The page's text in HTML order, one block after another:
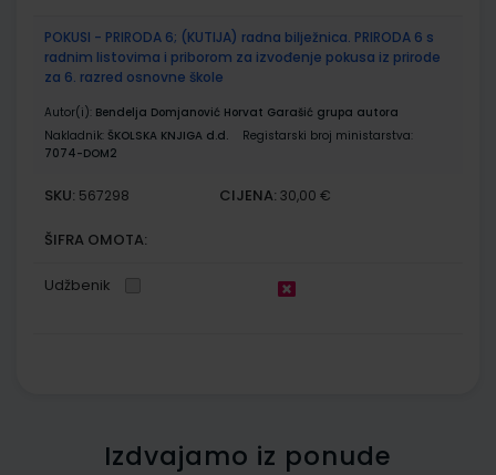
POKUSI - PRIRODA 6; (KUTIJA) radna bilježnica. PRIRODA 6 s
radnim listovima i priborom za izvođenje pokusa iz prirode
za 6. razred osnovne škole
Autor(i): Bendelja Domjanović Horvat Garašić grupa autora
Nakladnik: ŠKOLSKA KNJIGA d.d.
Registarski broj ministarstva:
7074-DOM2
SKU: 567298 CIJENA: 30,00 €
ŠIFRA OMOTA:
Udžbenik
Izdvajamo iz ponude